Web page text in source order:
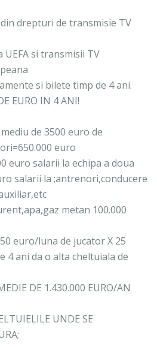
drepturi de transmisie TV
si transmisii TV
si bilete timp de 4 ani.
EURO IN 4 ANI!
de 3500 euro de
euro
euro salarii la echipa a doua
salarii la ;antrenori,conducere
metan 100.000
euro/luna de jucator X 25
4 ani da o alta cheltuiala de
DE 1.430.000 EURO/AN
UNDE SE